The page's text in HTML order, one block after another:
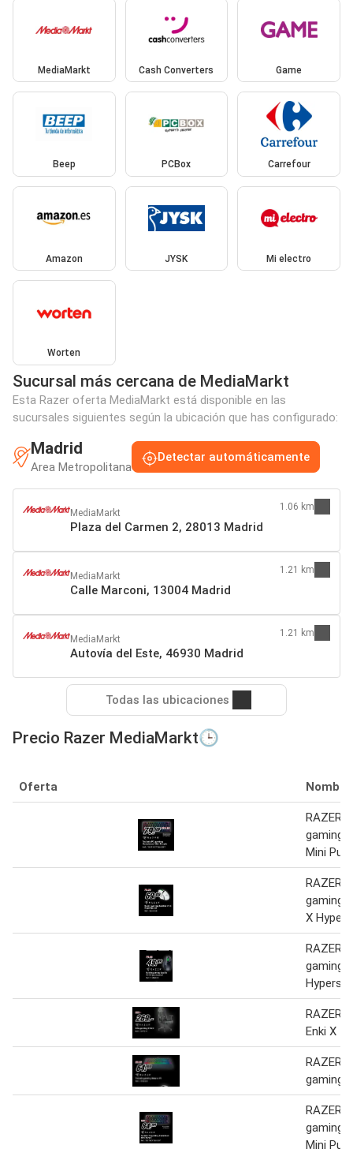
MediaMarkt Cash Converters Game
Beep PCBox Carrefour
Amazon JYSK Mi electro
Worten
Sucursal más cercana de MediaMarkt
Esta Razer oferta MediaMarkt está disponible en las
sucursales siguientes según la ubicación que has configurado:
Madrid
Area Metropolitana
Detectar automáticamente
MediaMarkt
Plaza del Carmen 2, 28013 Madrid
1.06 km
MediaMarkt
Calle Marconi, 13004 Madrid
1.21 km
MediaMarkt
Autovía del Este, 46930 Madrid
1.21 km
Todas las ubicaciones
Precio Razer MediaMarkt🕒
Oferta Nombre
RAZER
gaming
Mini
RAZER
gaming
X
RAZER
gaming
RAZER
Enki X
RAZER
gaming
RAZER
gaming
Mini